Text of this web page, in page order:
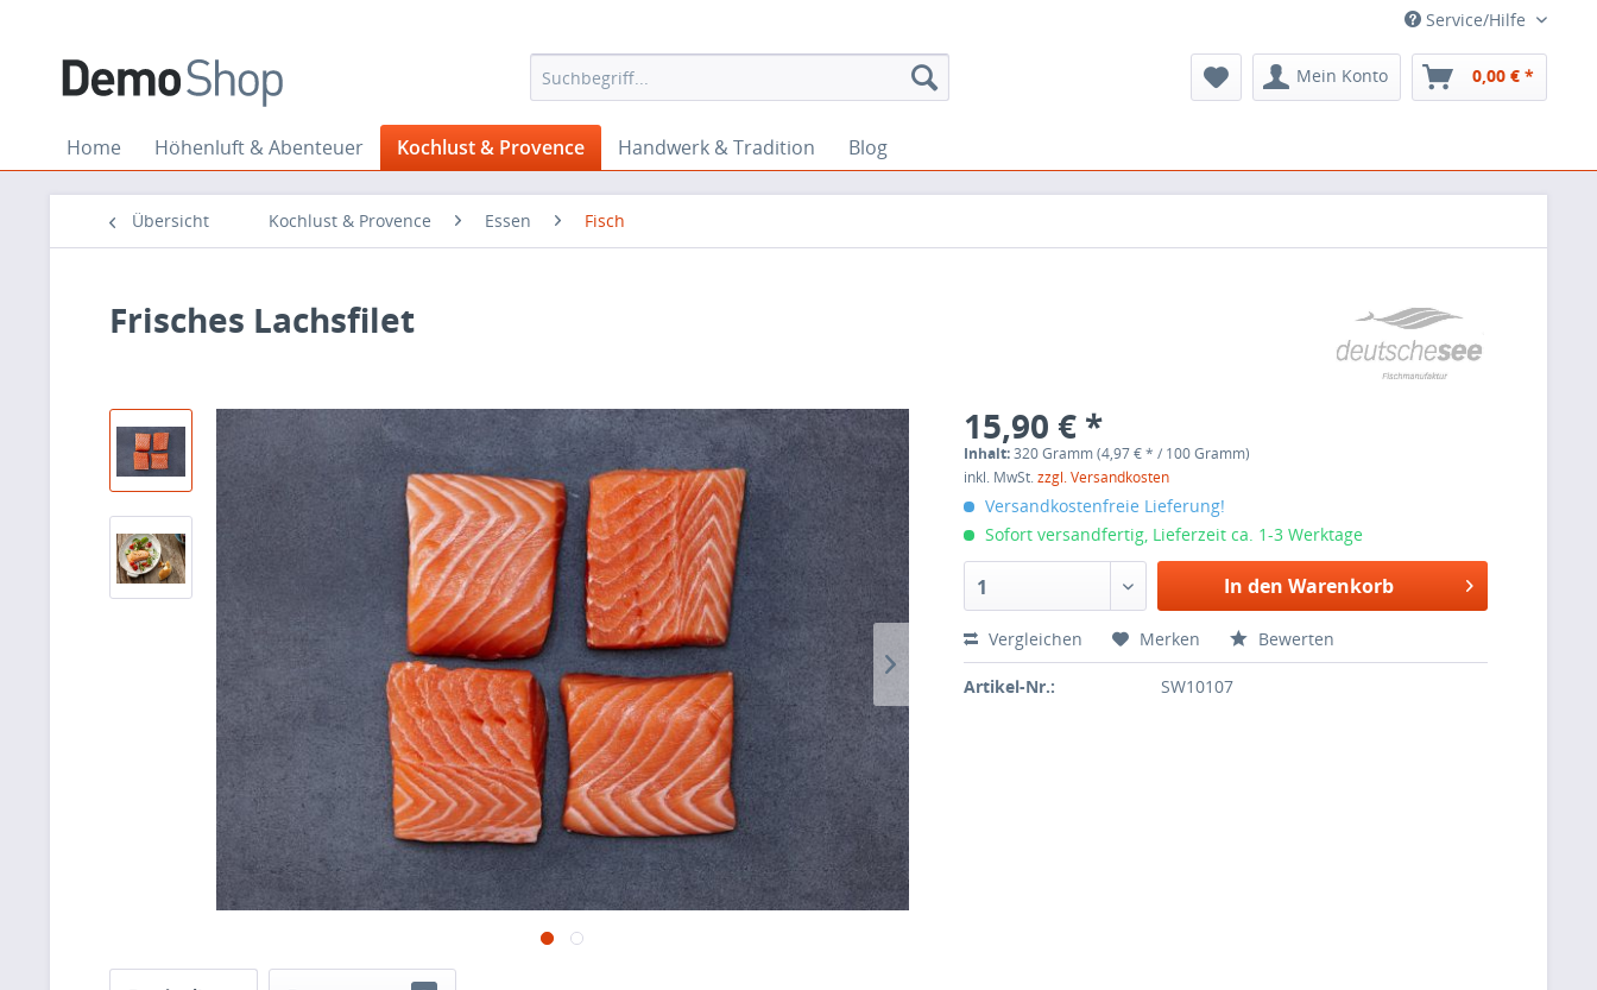
Service/Hilfe
Mein Konto 0,00 € *
Home Höhenluft & Abenteuer Kochlust & Provence Handwerk & Tradition Blog
Übersicht Kochlust & Provence Essen Fisch
Frisches Lachsfilet
15,90 € *
Inhalt:320 Gramm (4,97 € * / 100 Gramm)
inkl. MwSt.zzgl. Versandkosten
Versandkostenfreie Lieferung!
Sofort versandfertig, Lieferzeit ca. 1-3 Werktage
1 In den Warenkorb
Vergleichen Merken Bewerten
Artikel-Nr.: SW10107